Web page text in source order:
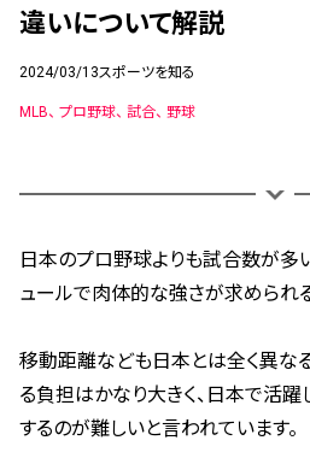
違いについて解説
2024/03/13スポーツを知る
MLB プロ野球 試合 野球
日本のプロ野球よりも試合数が多
ュールで肉体的な強さが求められ
移動距離なども日本とは全く異な
る負担はかなり大きく、日本で活
するのが難しいと言われています。